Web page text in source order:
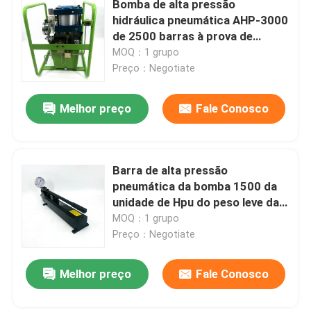
Ferramentas do separador da flange
Componentes hidráulicos
Ferramenta do detector de gás
2 peças de motor diesel do curso
4 peças de motor diesel do curso
Bomba de alta pressão
hidráulica pneumática AHP-3000
de 2500 barras à prova de
choque
MOQ：1 grupo
Preço：Negotiate
Melhor preço Fale Conosco
Barra de alta pressão
pneumática da bomba 1500 da
unidade de Hpu do peso leve da
liga de alumínio
MOQ：1 grupo
Preço：Negotiate
Melhor preço Fale Conosco